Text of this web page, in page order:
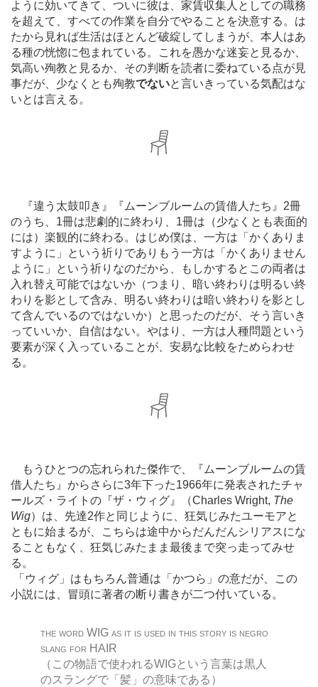
ように効いてきて、ついに彼は、家賃収集人としての職務
を超えて、すべての作業を自分でやることを決意する。は
たから見れば生活はほとんど破綻してしまうが、本人はあ
る種の恍惚に包まれている。これを愚かな迷妄と見るか、
気高い殉教と見るか、その判断を読者に委ねている点が見
事だが、少なくとも殉教でないと言いきっている気配はな
いとは言える。
『違う太鼓叩き』『ムーンブルームの賃借人たち』2冊
のうち、1冊は悲劇的に終わり、1冊は（少なくとも表面的
には）楽観的に終わる。はじめ僕は、一方は「かくありま
すように」という祈りでありもう一方は「かくありません
ように」という祈りなのだから、もしかするとこの両者は
入れ替え可能ではないか（つまり、暗い終わりは明るい終
わりを影として含み、明るい終わりは暗い終わりを影とし
て含んでいるのではないか）と思ったのだが、そう言いき
っていいか、自信はない。やはり、一方は人種問題という
要素が深く入っていることが、安易な比較をためらわせ
る。
もうひとつの忘れられた傑作で、『ムーンブルームの賃
借人たち』からさらに3年下った1966年に発表されたチャ
ールズ・ライトの『ザ・ウィグ』（Charles Wright, The
Wig）は、先達2作と同じように、狂気じみたユーモアと
ともに始まるが、こちらは途中からだんだんシリアスにな
ることもなく、狂気じみたまま最後まで突っ走ってみせ
る。
「ウィグ」はもちろん普通は「かつら」の意だが、この
小説には、冒頭に著者の断り書きが二つ付いている。
the wordWIG as it is used in this story is negro
slang for HAIR
（この物語で使われるWIGという言葉は黒人
のスラングで「髪」の意味である）